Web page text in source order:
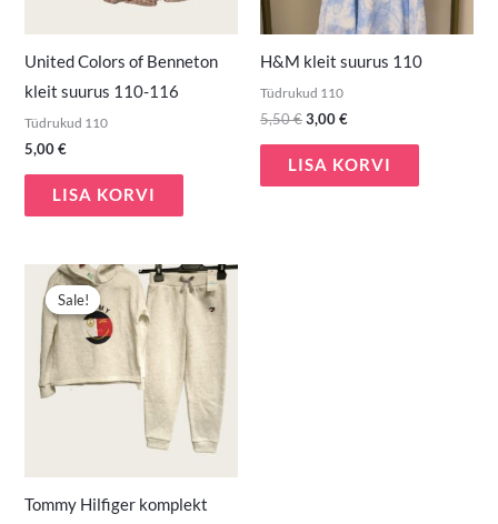
United Colors of Benneton
kleit suurus 110-116
Tüdrukud 110
5,00€
LISA KORVI
H&M kleit suurus 110
Tüdrukud 110
5,50€3,00€
LISA KORVI
Sale!
Sale!
Tommy Hilfiger komplekt
Algne
hind
oli:
33,00 €.
Praegune
hind
on:
28,90 €.